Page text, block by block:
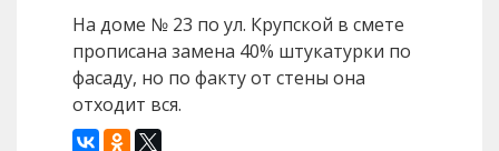
На доме № 23 по ул. Крупской в смете
прописана замена 40% штукатурки по
фасаду, но по факту от стены она
отходит вся.